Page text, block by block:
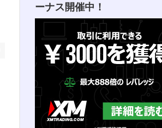
ーナス開催中！